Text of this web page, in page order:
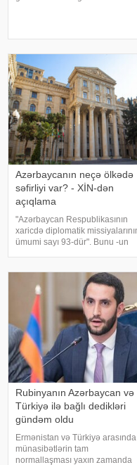
Azərbaycanın neçə ölkədə
səfirliyi var? - XİN-dən
açıqlama
"Azərbaycan Respublikasının
xaricdə diplomatik
ümumi sayı 93-dür". Bunu -un
Nazirliyinin mətbuat katibi Ayxan
Hacızadə deyib. . O bildirib ki,
Azərbayca
Rubinyanın Azərbaycan və
Türkiyə ilə bağlı dedikləri
gündəm oldu
Ermənistan və Türkiyə arasında
münasibətlərin tam
normallaşması yaxın zamanda